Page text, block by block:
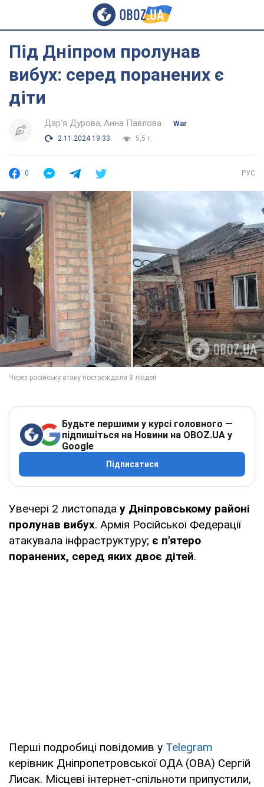
Під Дніпром пролунав
вибух: серед поранених є
діти
Дар'я Дурова Анна Павлова
War
2.11.2024 19:33
5,5 т.
0 РУС
Будьте першими у курсі головного —
підпишіться на Новини на OBOZ.UA у
Google
Підписатися
Увечері 2 листопада у Дніпровському районі
пролунав вибух. Армія Російської Федерації
атакувала інфраструктуру; є п'ятеро
поранених, серед яких двоє дітей.
Перші подробиці повідомив у Telegram
керівник Дніпропетровської ОДА (ОВА) Сергій
Лисак. Місцеві інтернет-спільноти припустили,